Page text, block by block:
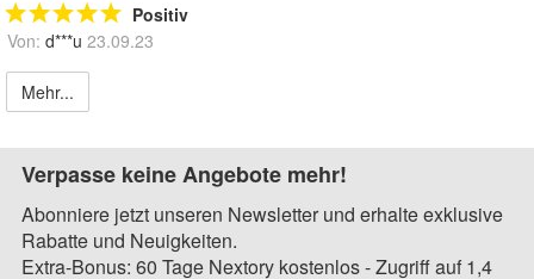
Positiv
Von: d***u 23.09.23
Mehr...
Verpasse keine Angebote mehr!
Abonniere jetzt unseren Newsletter und erhalte exklusive
Rabatte und Neuigkeiten.
Extra-Bonus: 60 Tage Nextory kostenlos - Zugriff auf 1,4